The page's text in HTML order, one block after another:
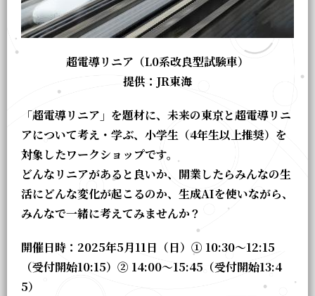
超電導リニア（L0系改良型試験車）
提供： JR東海
「超電導リニア」を題材に、未来の東京と超電導リニ
アについて考え・学ぶ、小学生（4年生以上推奨）を
対象したワークショップです。
どんなリニアがあると良いか、開業したらみんなの生
活にどんな変化が起こるのか、生成AIを使いながら、
みんなで一緒に考えてみませんか？
開催日時：2025年5月11日（日）① 10:30～12:15
（受付開始10:15）② 14:00～15:45（受付開始13:4
5）